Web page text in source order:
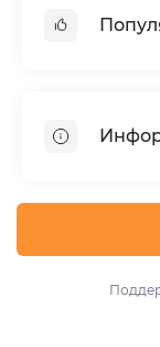
Гейнеры
Витамины и
Добавки для
Повышение
Доставка и
Публичная